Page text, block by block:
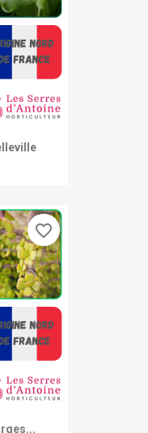
favorite_border